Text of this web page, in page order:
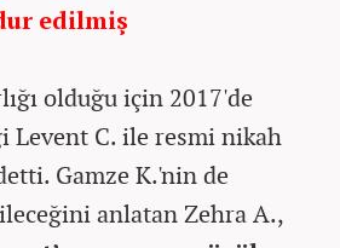
edilmiş
olduğu için 2017'de
Levent C. ile resmi nikah
Gamze K.'nin de
anlatan Zehra A.,